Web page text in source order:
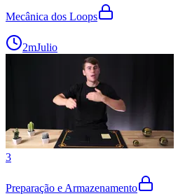
Mecânica dos Loops
2mJulio
3
Preparação e Armazenamento